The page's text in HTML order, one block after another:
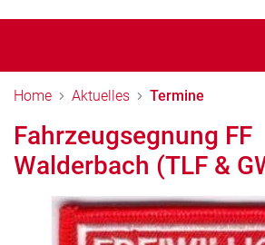
Home Aktuelles Termine
Fahrzeugsegnung FF
Walderbach (TLF &